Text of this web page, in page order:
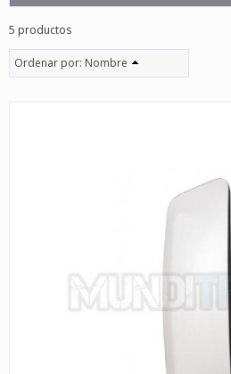
5 productos
Ordenar por: Nombre